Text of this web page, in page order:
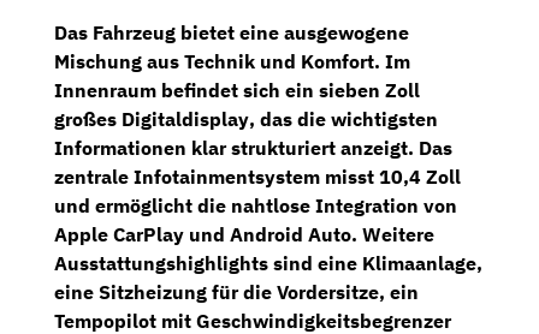
Das Fahrzeug bietet eine ausgewogene
Mischung aus Technik und Komfort. Im
Innenraum befindet sich ein sieben Zoll
großes Digitaldisplay, das die wichtigsten
Informationen klar strukturiert anzeigt. Das
zentrale Infotainmentsystem misst 10,4 Zoll
und ermöglicht die nahtlose Integration von
Apple CarPlay und Android Auto. Weitere
Ausstattungshighlights sind eine Klimaanlage,
eine Sitzheizung für die Vordersitze, ein
Tempopilot mit Geschwindigkeitsbegrenzer